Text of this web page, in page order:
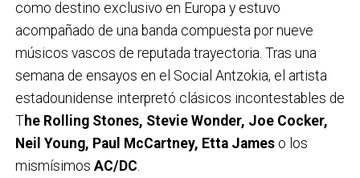
como destino exclusivo en Europa y estuvo
acompañado de una banda compuesta por nueve
músicos vascos de reputada trayectoria. Tras una
semana de ensayos en el Social Antzokia, el artista
estadounidense interpretó clásicos incontestables de
The Rolling Stones, Stevie Wonder, Joe Cocker,
Neil Young, Paul McCartney, Etta Jameso los
mismísimos AC/DC